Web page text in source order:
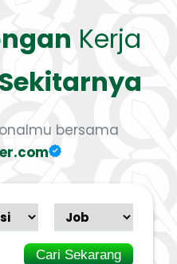
Kerja
bersama
Cari Sekarang